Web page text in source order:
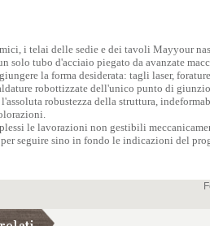
i telai delle sedie e dei tavoli Mayyour
solo tubo d'acciaio piegato da avanzate
la forma desiderata: tagli laser,
robottizzate dell'unico punto di
robustezza della struttura,
le lavorazioni non gestibili
seguire sino in fondo le indicazioni del